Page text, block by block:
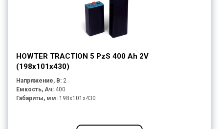
HOWTER TRACTION 5 PzS 400 Ah 2V
(198x101x430)
Напряжение, В: 2
Емкость, Ач: 400
Габариты, мм: 198x101x430